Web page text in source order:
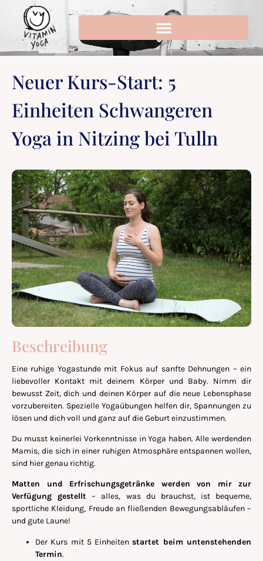
Neuer Kurs-Start: 5
Einheiten Schwangeren
Yoga in Nitzing bei Tulln
Beschreibung
Eine ruhige Yogastunde mit Fokus auf sanfte Dehnungen – ein
liebevoller Kontakt mit deinem Körper und Baby. Nimm dir
bewusst Zeit, dich und deinen Körper auf die neue Lebensphase
vorzubereiten. Spezielle Yogaübungen helfen dir, Spannungen zu
lösen und dich voll und ganz auf die Geburt einzustimmen.
Du musst keinerlei Vorkenntnisse in Yoga haben. Alle werdenden
Mamis, die sich in einer ruhigen Atmosphäre entspannen wollen,
sind hier genau richtig.
Matten und Erfrischungsgetränke werden von mir zur
Verfügung gestellt – alles, was du brauchst, ist bequeme,
sportliche Kleidung, Freude an fließenden Bewegungsabläufen –
und gute Laune!
Der Kurs mit 5 Einheitenstartet beim untenstehenden
Termin.